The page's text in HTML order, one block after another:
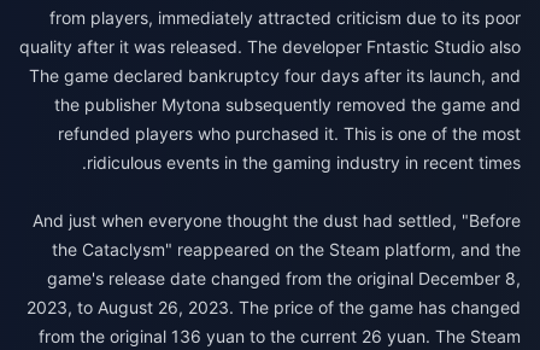
from players, immediately attracted criticism due to its poor
quality after it was released. The developer Fntastic Studio also
The game declared bankruptcy four days after its launch, and
the publisher Mytona subsequently removed the game and
refunded players who purchased it. This is one of the most
And just when everyone thought the dust had settled, "Before
the Cataclysm" reappeared on the Steam platform, and the
game's release date changed from the original December 8,
2023, to August 26, 2023. The price of the game has changed
from the original 136 yuan to the current 26 yuan. The Steam